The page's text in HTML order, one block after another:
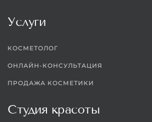
Услуги
КОСМЕТОЛОГ
ОНЛАЙН-КОНСУЛЬТАЦИЯ
ПРОДАЖА КОСМЕТИКИ
Студия красоты